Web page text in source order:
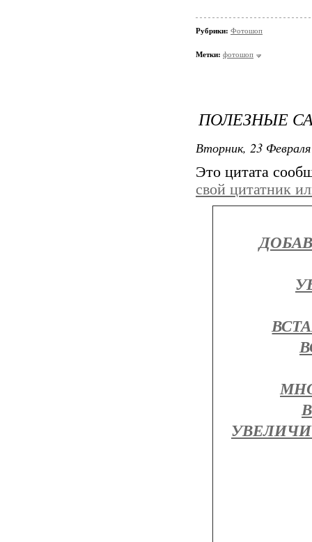
Рубрики: Фотошоп
Метки: фотошоп
ПОЛЕЗНЫЕ
Вторник, 23
Это цитата
свой цитатник